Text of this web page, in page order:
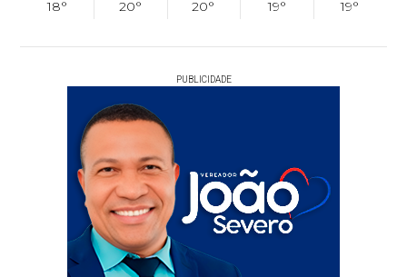
18°
20°
20°
19°
19°
PUBLICIDADE